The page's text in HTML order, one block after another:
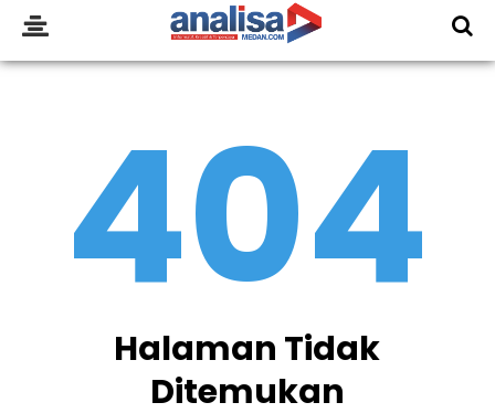
404
Halaman Tidak
Ditemukan